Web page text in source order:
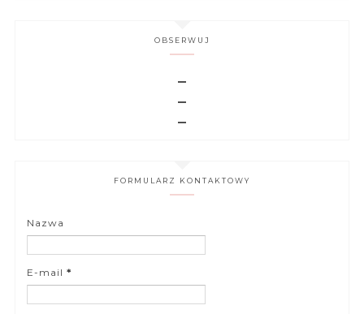
OBSERWUJ
FORMULARZ KONTAKTOWY
Nazwa
E-mail *